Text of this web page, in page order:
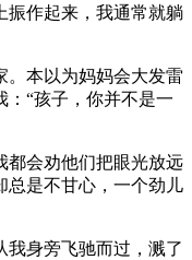
振作起来，我通常就躺
。本以为妈妈会大发雷
：“孩子，你并不是一
都会劝他们把眼光放远
总是不甘心，一个劲儿
我身旁飞驰而过，溅了